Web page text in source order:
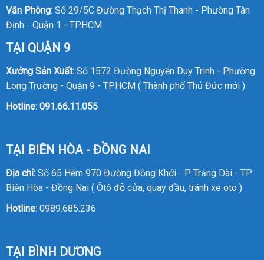
Văn Phòng: Số 29/5C Đường Thạch Thị Thanh - Phường Tân
Định - Quận 1 - TP.HCM
TẠI QUẬN 9
Xưởng Sản Xuất: Số 1572 Đường Nguyễn Duy Trinh - Phường
Long Trường - Quận 9 - TPHCM ( Thành phố Thủ Đức mới )
Hotline: 091.66.11.055
TẠI BIÊN HÒA - ĐỒNG NAI
Địa chỉ:Số 65 Hẻm 970 Đường Đồng Khởi - P Trảng Dài - TP
Biên Hòa - Đồng Nai ( Ôtô đỗ cửa, quay đầu, tránh xe oto )
Hotline: 0989.685.236
TẠI BÌNH DƯƠNG